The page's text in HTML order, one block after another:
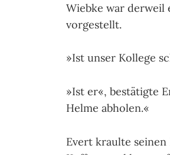
Wiebke war derweil
vorgestellt.
»Ist unser Kollege
»Ist er«, bestätigte
Helme abholen.«
Evert kraulte